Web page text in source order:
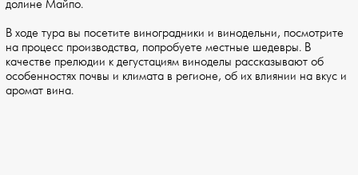
долине Майпо.
В ходе тура вы посетите виноградники и винодельни, посмотрите
на процесс производства, попробуете местные шедевры. В
качестве прелюдии к дегустациям виноделы рассказывают об
особенностях почвы и климата в регионе, об их влиянии на вкус и
аромат вина.